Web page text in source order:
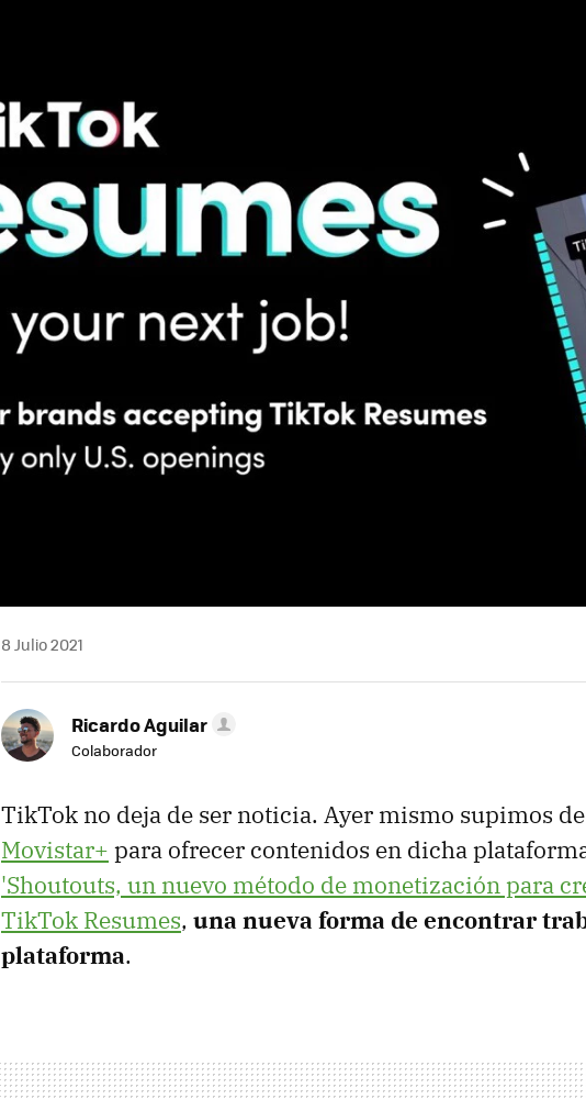
8 Julio 2021
Ricardo Aguilar
Colaborador
TikTok no deja de ser noticia. Ayer mismo supimos
Movistar+ para ofrecer contenidos en dicha
'Shoutouts, un nuevo método de monetización para
TikTok Resumes, una nueva forma de encontrar
plataforma.